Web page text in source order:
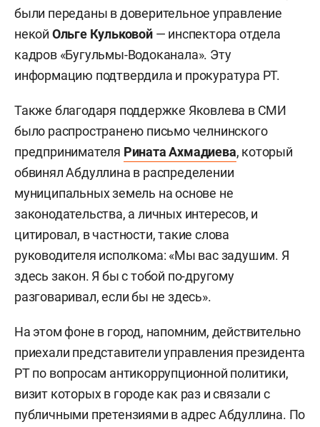
были переданы в доверительное управление
некой Ольге Кульковой— инспектора отдела
кадров «Бугульмы-Водоканала». Эту
информацию подтвердила и прокуратура РТ.
Также благодаря поддержке Яковлева в СМИ
было распространено письмо челнинского
предпринимателя Рината Ахмадиева, который
обвинял Абдуллина в распределении
муниципальных земель на основе не
законодательства, а личных интересов, и
цитировал, в частности, такие слова
руководителя исполкома: «Мы вас задушим. Я
здесь закон. Я бы с тобой по-другому
разговаривал, если бы не здесь».
На этом фоне в город, напомним, действительно
приехали представители управления президента
РТ по вопросам антикоррупционной политики,
визит которых в городе как раз и связали с
публичными претензиями в адрес Абдуллина. По